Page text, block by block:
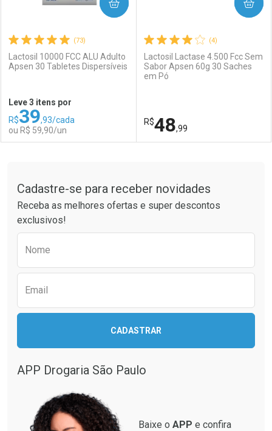
(73)
Lactosil 10000 FCC ALU Adulto
Apsen 30 Tabletes Dispersíveis
Leve 3 itens por
R$39,93/cada
ou R$ 59,90/un
COMPRAR
Laboratório
Comprar sem Desconto
Por Menos
Comprar sem Desconto
Por R$ 59,90/cada
(4)
Lactosil Lactase 4.500 Fcc Sem
Sabor Apsen 60g 30 Saches
em Pó
R$48,99
COMPRAR
Laboratório
Por Menos
Cadastre-se para receber novidades
Receba as melhores ofertas e super descontos
exclusivos!
Nome
Email
CADASTRAR
APP Drogaria São Paulo
Baixe o APP e confira